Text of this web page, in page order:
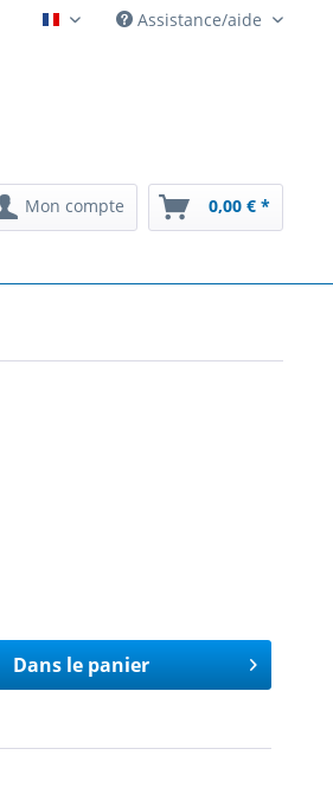
Automatenarchiv French
Assistance/aide
Mon compte 0,00 € *
Dans le panier